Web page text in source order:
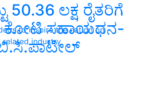
to inspire the nation on
related industry
50.36 ಲಕ್ಷ ರೈತರಿಗೆ
ಕೋಟಿ ಸಹಾಯಧನ-